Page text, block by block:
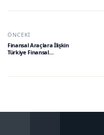
ÖNCEKI
Finansal Araçlara İlişkin
Türkiye Finansal